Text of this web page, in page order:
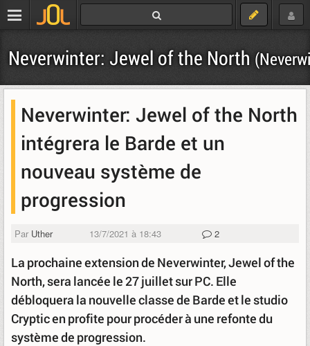
Neverwinter: Jewel of the North
Neverwinter: Jewel of the North
intégrera le Barde et un
nouveau système de
progression
Par Uther 13/7/2021 à 18:43 2
La prochaine extension de Neverwinter, Jewel of the
North, sera lancée le 27 juillet sur PC. Elle
débloquera la nouvelle classe de Barde et le studio
Cryptic en profite pour procéder à une refonte du
système de progression.